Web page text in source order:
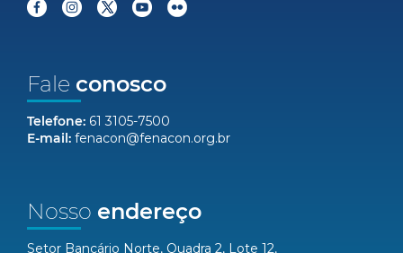
Fale conosco
Telefone: 61 3105-7500
E-mail: fenacon@fenacon.org.br
Nosso endereço
Setor Bancário Norte, Quadra 2, Lote 12,